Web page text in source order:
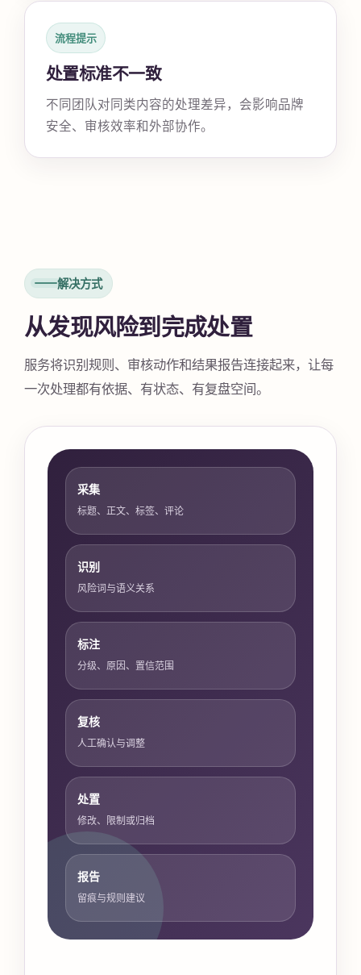
流程提示
处置标准不一致
不同团队对同类内容的处理差异，会影响品牌
安全、审核效率和外部协作。
解决方式
从发现风险到完成处置
服务将识别规则、审核动作和结果报告连接起来，让每
一次处理都有依据、有状态、有复盘空间。
采集
标题、正文、标签、评论
识别
风险词与语义关系
标注
分级、原因、置信范围
复核
人工确认与调整
处置
修改、限制或归档
报告
留痕与规则建议